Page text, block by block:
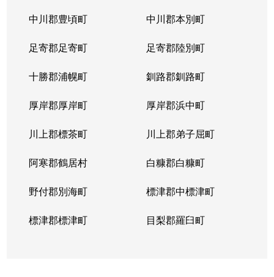
中川郡豊頃町 中川郡本別町
足寄郡足寄町 足寄郡陸別町
十勝郡浦幌町 釧路郡釧路町
厚岸郡厚岸町 厚岸郡浜中町
川上郡標茶町 川上郡弟子屈町
阿寒郡鶴居村 白糠郡白糠町
野付郡別海町 標津郡中標津町
標津郡標津町 目梨郡羅臼町